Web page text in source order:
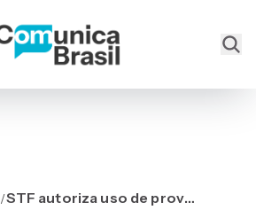
/STF autoriza uso de provas